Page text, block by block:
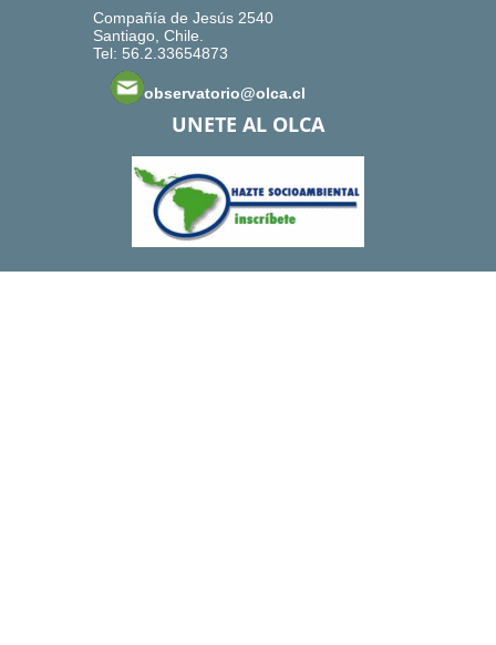
Compañía de Jesús 2540
Santiago, Chile.
Tel: 56.2.33654873
observatorio@olca.cl
UNETE AL OLCA